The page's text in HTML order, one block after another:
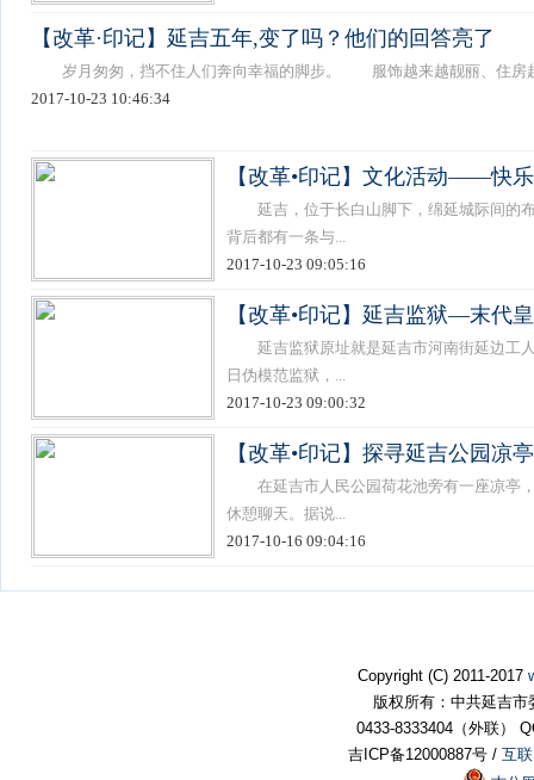
【改革·印记】延吉五年,变了吗？他们的回答亮了
岁月匆匆，挡不住人们奔向幸福的脚步。 服饰越来越靓丽、住房越
2017-10-23 10:46:34
【改革•印记】文化活动——快
延吉，位于长白山脚下，绵延城际间的
背后都有一条与...
2017-10-23 09:05:16
【改革•印记】延吉监狱—末代
延吉监狱原址就是延吉市河南街延边工人
日伪模范监狱，...
2017-10-23 09:00:32
【改革•印记】探寻延吉公园凉
在延吉市人民公园荷花池旁有一座凉亭，
休憩聊天。据说...
2017-10-16 09:04:16
Copyright (C) 2011-2017
版权所有：中共延吉
0433-8333404（外联）
吉ICP备12000887号 / 互